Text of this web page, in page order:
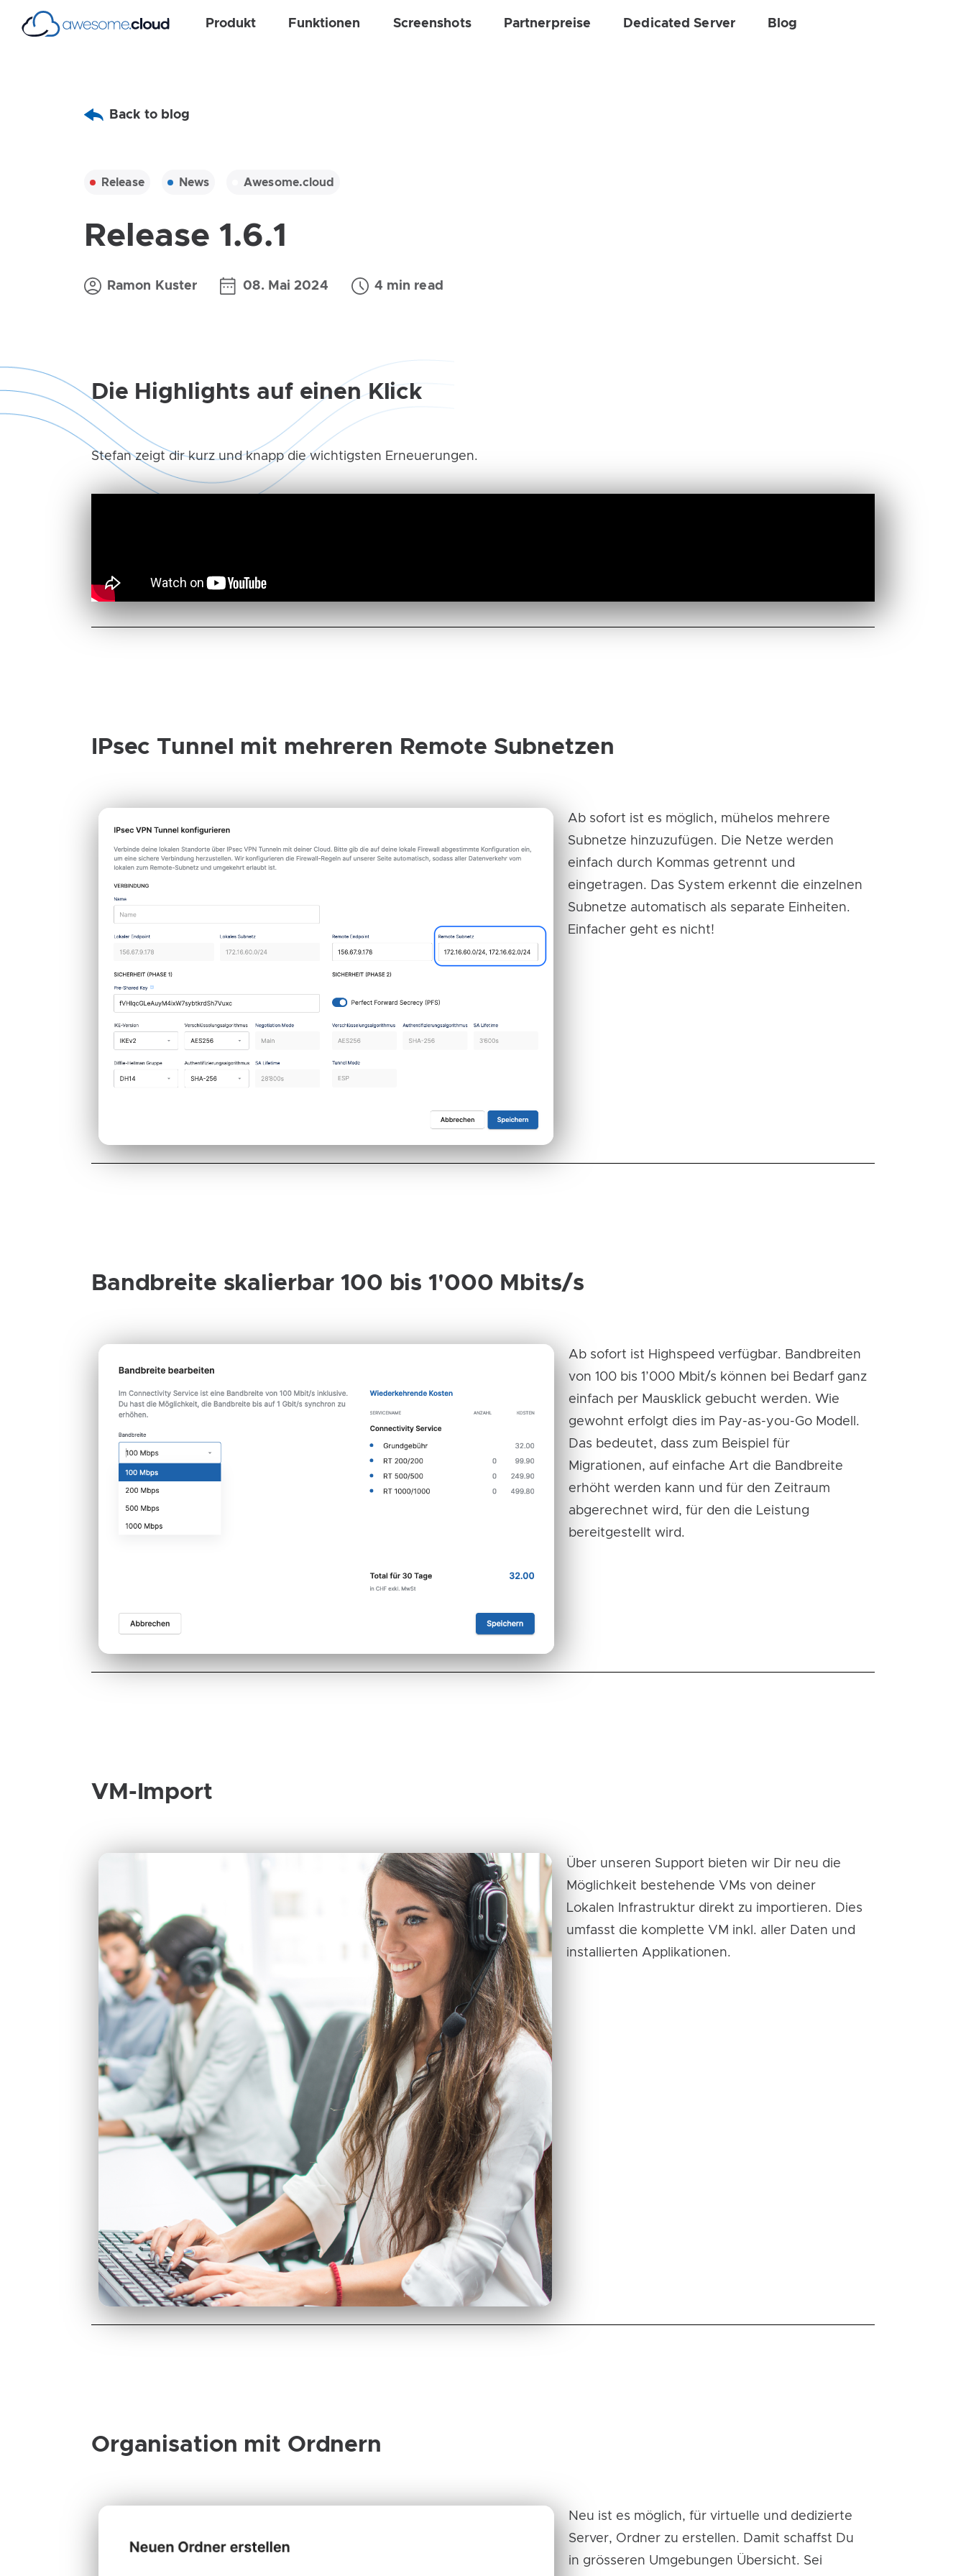
Produkt Funktionen Screenshots Partnerpreise Dedicated Server Blog
Back to blog
Release News Awesome.cloud
Release 1.6.1
Ramon Kuster 08. Mai 2024 4 min read
Die Highlights auf einen Klick​
Stefan zeigt dir kurz und knapp die wichtigsten Erneuerungen.
IPsec Tunnel mit mehreren Remote Subnetzen
Ab sofort ist es möglich, mühelos mehrere
Subnetze hinzuzufügen. Die Netze werden
einfach durch Kommas getrennt und
eingetragen. Das System erkennt die einzelnen
Subnetze automatisch als separate Einheiten.
Einfacher geht es nicht!
Bandbreite skalierbar 100 bis 1'000 Mbits/s
Ab sofort ist Highspeed verfügbar. Bandbreiten
von 100 bis 1’000 Mbit/s können bei Bedarf ganz
einfach per Mausklick gebucht werden. Wie
gewohnt erfolgt dies im Pay-as-you-Go Modell.
Das bedeutet, dass zum Beispiel für
Migrationen, auf einfache Art die Bandbreite
erhöht werden kann und für den Zeitraum
abgerechnet wird, für den die Leistung
bereitgestellt wird.
VM-Import
Über unseren Support bieten wir Dir neu die
Möglichkeit bestehende VMs von deiner
Lokalen Infrastruktur direkt zu importieren. Dies
umfasst die komplette VM inkl. aller Daten und
installierten Applikationen.
Organisation mit Ordnern
Neu ist es möglich, für virtuelle und dedizierte
Server, Ordner zu erstellen. Damit schaffst Du
in grösseren Umgebungen Übersicht. Sei